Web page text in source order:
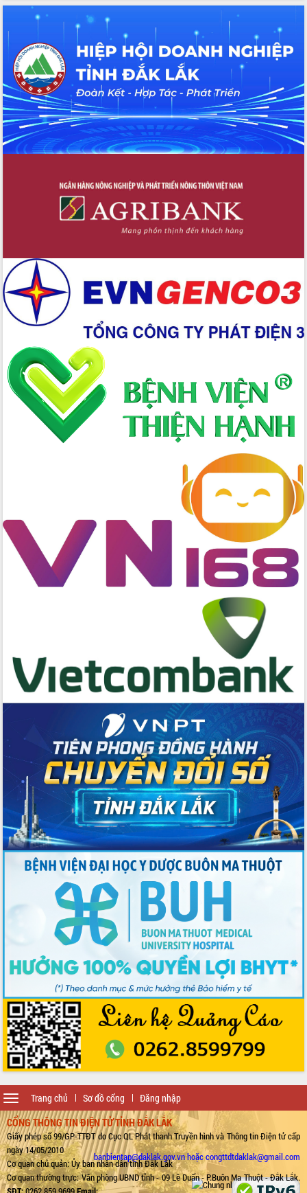
Trang chủ Sơ đồ cổng Đăng nhập
Toggle
navigation
CỔNG THÔNG TIN ĐIỆN TỬ TỈNH ĐẮK LẮK
Giấy phép số 99/GP-TTĐT do Cục QL Phát thanh Truyền hình và Thông tin Điện tử cấp
ngày 14/05/2010
Cơ quan chủ quản: Ủy ban nhân dân tỉnh Đắk Lắk
Cơ quan thường trực: Văn phòng UBND tỉnh - 09 Lê Duẩn - P.Buôn Ma Thuột - Đắk Lắk.
banbientap@daklak.gov.vn hoặc congttdtdaklak@gmail.com